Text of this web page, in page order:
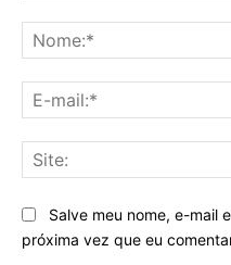
Salve meu nome, e-mail
próxima vez que eu